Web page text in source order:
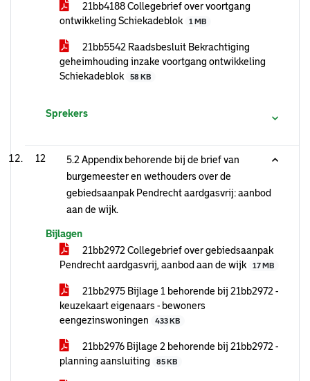
21bb4188 Collegebrief over voortgang
ontwikkeling Schiekadeblok
1 MB
21bb5542 Raadsbesluit Bekrachtiging
geheimhouding inzake voortgang ontwikkeling
Schiekadeblok
58 KB
Sprekers
12
5.2 Appendix behorende bij de brief van
burgemeester en wethouders over de
gebiedsaanpak Pendrecht aardgasvrij: aanbod
aan de wijk.
Bijlagen
21bb2972 Collegebrief over gebiedsaanpak
Pendrecht aardgasvrij, aanbod aan de wijk
17 MB
21bb2975 Bijlage 1 behorende bij 21bb2972 -
keuzekaart eigenaars - bewoners
eengezinswoningen
433 KB
21bb2976 Bijlage 2 behorende bij 21bb2972 -
planning aansluiting
85 KB